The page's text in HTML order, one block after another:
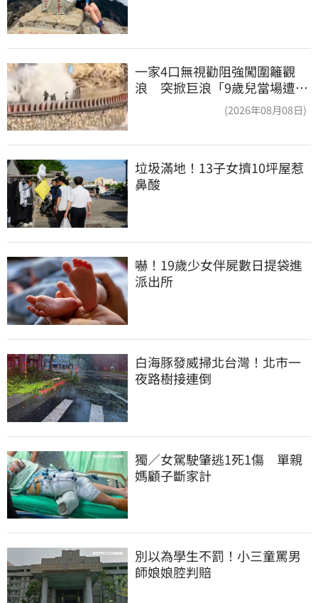
一家4口無視勸阻強闖圍籬觀
浪 突掀巨浪「9歲兒當場遭捲
(2026年08月08日)
垃圾滿地！13子女擠10坪屋惹
鼻酸
嚇！19歲少女伴屍數日提袋進
派出所
白海豚發威掃北台灣！北市一
夜路樹接連倒
獨／女駕駛肇逃1死1傷　單親
媽顧子斷家計
別以為學生不罰！小三童罵男
師娘娘腔判賠